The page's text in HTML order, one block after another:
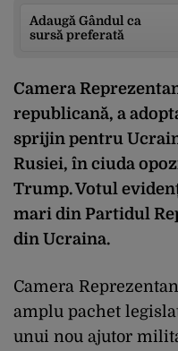
Adaugă Gândul ca
sursă preferată
Camera
republicană, a
sprijin pentru
Rusiei, în ciuda
Trump. Votul
mari din Partidul
din Ucraina.
Camera
amplu pachet
unui nou ajutor